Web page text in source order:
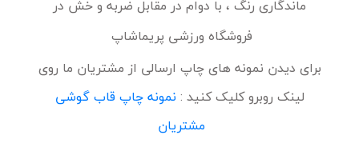
ماندگاری رنگ ، با دوام در مقابل ضربه و خش در
فروشگاه ورزشی پریماشاپ
برای دیدن نمونه های چاپ ارسالی از مشتریان ما روی
لینک روبرو کلیک کنید : نمونه چاپ قاب گوشی
مشتریان